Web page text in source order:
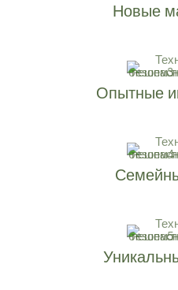
Новые
Опытные